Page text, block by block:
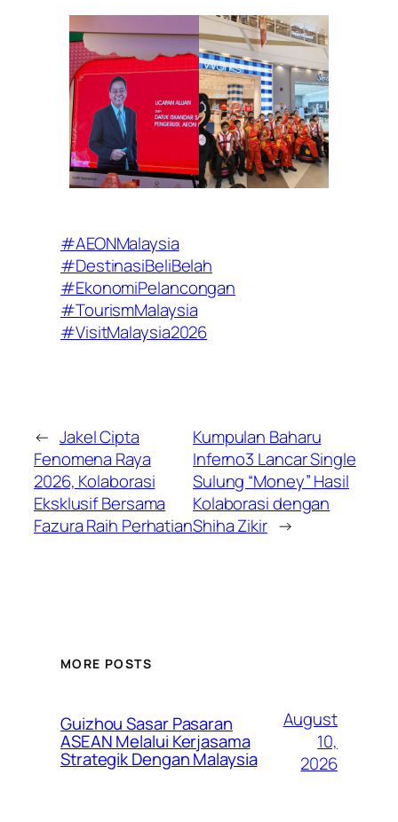
#AEONMalaysia
#DestinasiBeliBelah
#EkonomiPelancongan
#TourismMalaysia
#VisitMalaysia2026
← Jakel Cipta
Fenomena Raya
2026, Kolaborasi
Eksklusif Bersama
Fazura Raih Perhatian
Kumpulan Baharu
Inferno3 Lancar Single
Sulung “Money” Hasil
Kolaborasi dengan
Shiha Zikir →
MORE POSTS
Guizhou Sasar Pasaran
ASEAN Melalui Kerjasama
Strategik Dengan Malaysia
August
10,
2026